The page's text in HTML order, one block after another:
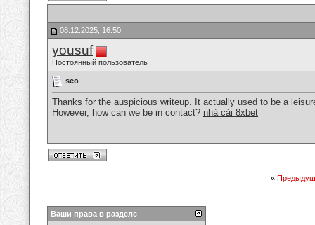
08.12.2025, 16:50
yousuf
Постоянный пользователь
seo
Thanks for the auspicious writeup. It actually used to be a
However, how can we be in contact? nhà cái 8xbet
«
Ваши права в разделе